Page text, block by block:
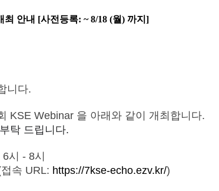
최 안내 [사전등록: ~ 8/18 (월) 까지]
니다.
KSE Webinar 을 아래와 같이 개최합니다.
탁 드립니다.
시 - 8시
속 URL: https://7kse-echo.ezv.kr/)